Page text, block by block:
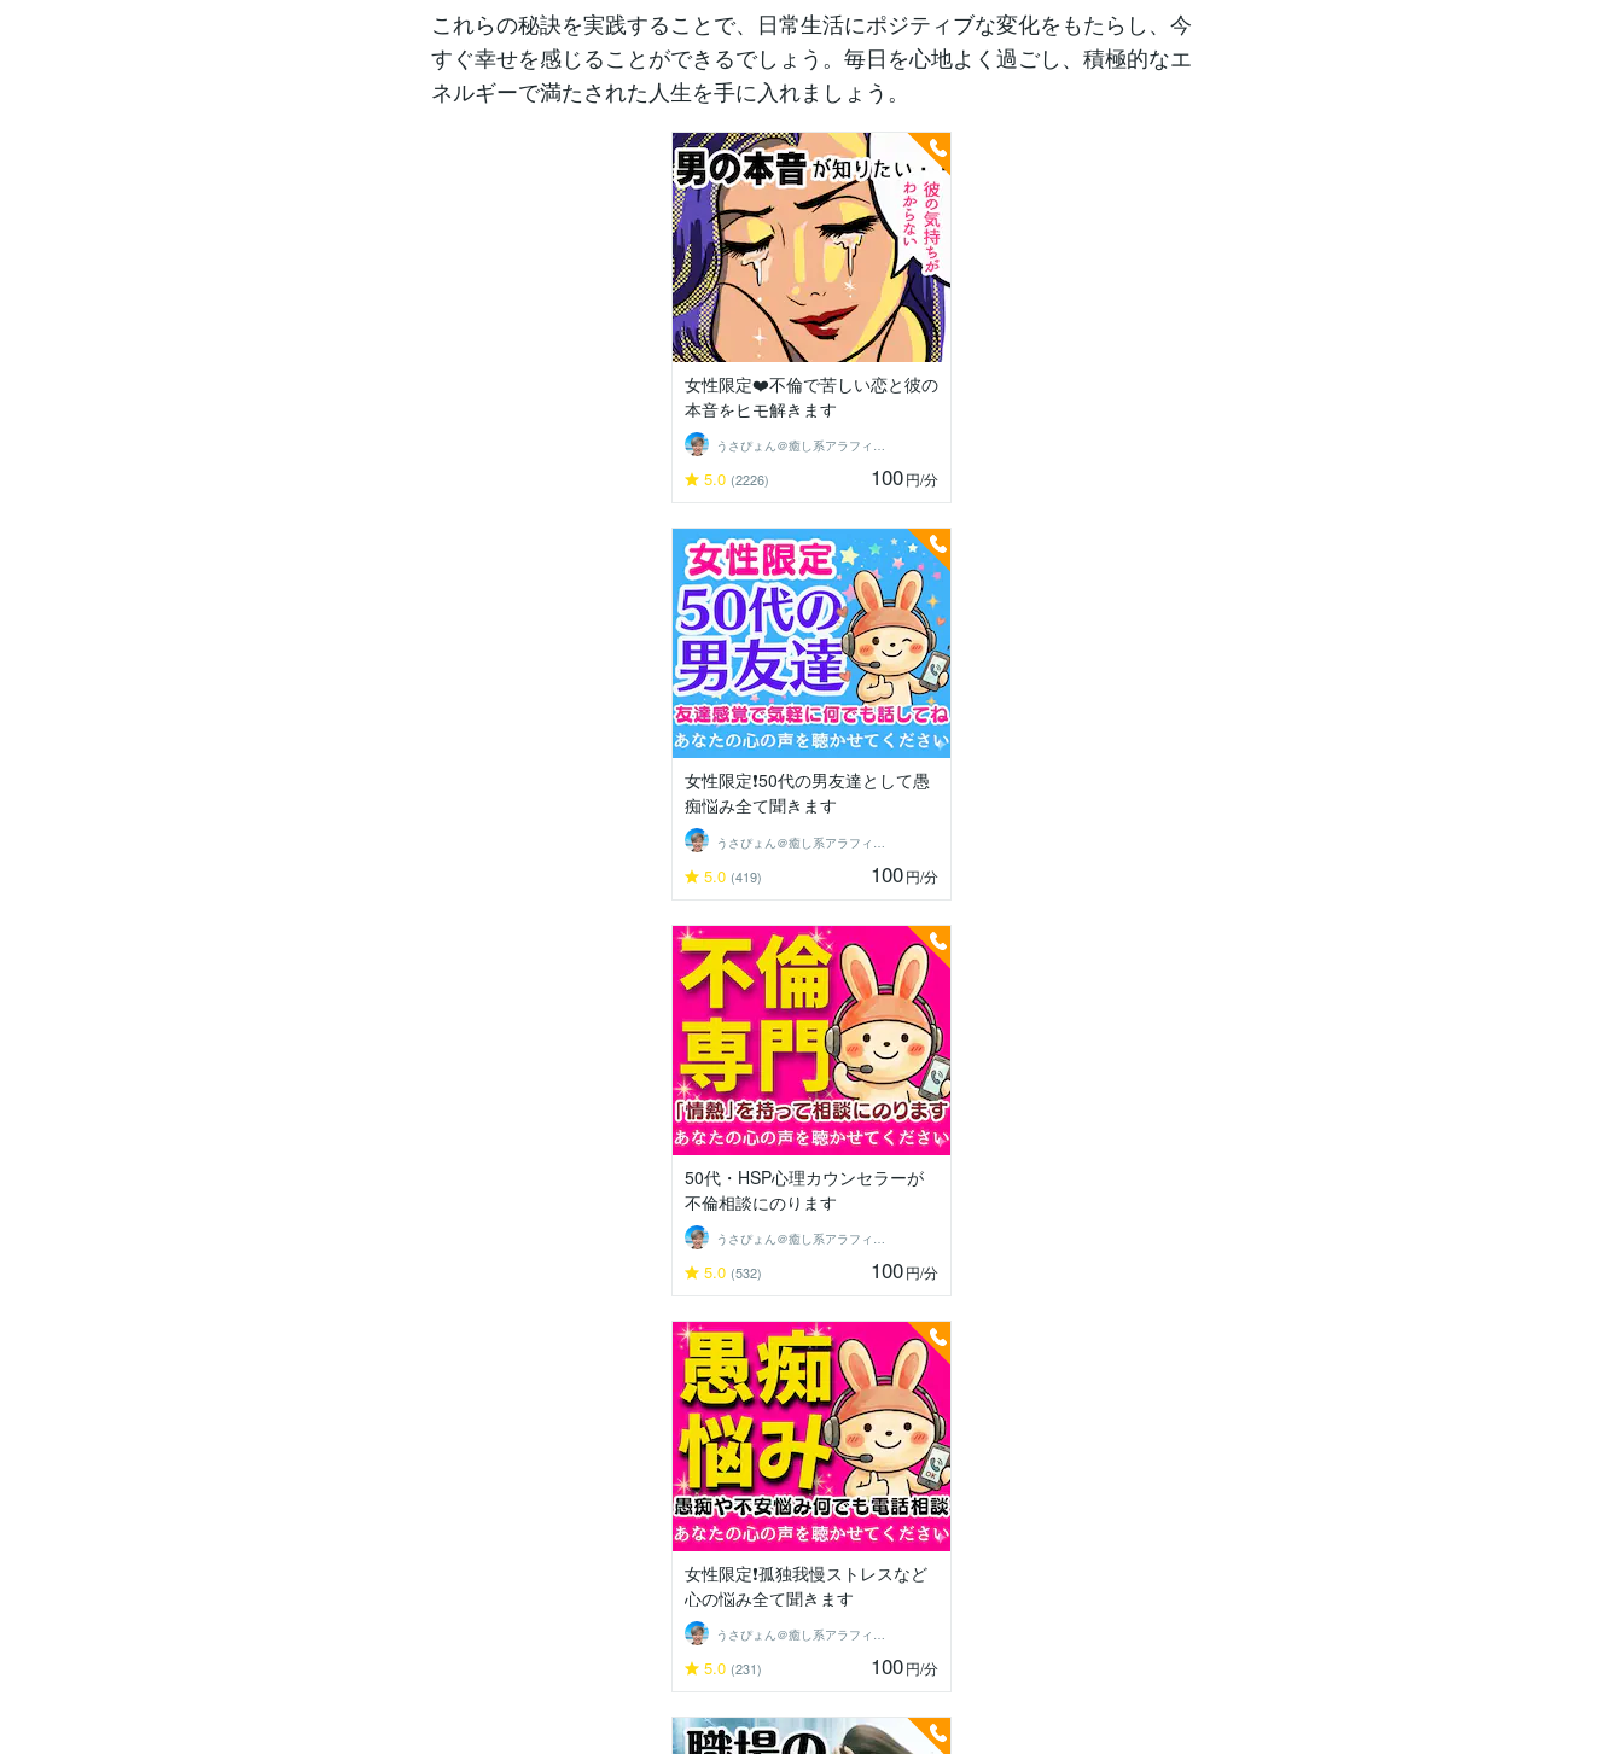
これらの秘訣を実践することで、日常生活にポジティブな変化をもたらし、今
すぐ幸せを感じることができるでしょう。毎日を心地よく過ごし、積極的なエ
ネルギーで満たされた人生を手に入れましょう。
女性限定❤️不倫で苦しい恋と彼の
本音をヒモ解きます
うさぴょん＠癒し系アラフィフ心寄り添い人
5.0 (2226) 100円/分
女性限定❗50代の男友達として愚
痴悩み全て聞きます
5.0 (419) 100円/分
50代・HSP心理カウンセラーが
不倫相談にのります
うさぴょん＠癒し系アラフィフ心寄り添い人
5.0 (532) 100円/分
女性限定❗孤独我慢ストレスなど
心の悩み全て聞きます
うさぴょん＠癒し系アラフィフ心寄り添い人
5.0 (231) 100円/分